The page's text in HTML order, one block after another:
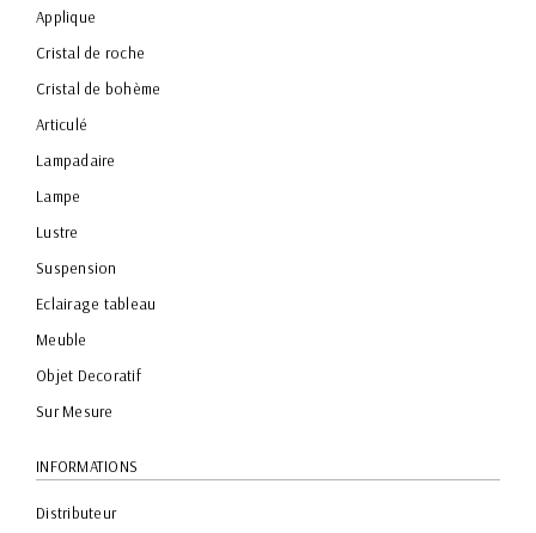
Applique
Cristal de roche
Cristal de bohème
Articulé
Lampadaire
Lampe
Lustre
Suspension
Eclairage tableau
Meuble
Objet Decoratif
Sur Mesure
INFORMATIONS
Distributeur